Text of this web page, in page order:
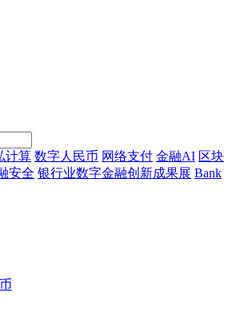
计算 数字人民币 网络支付 金融AI 区块
安全 银行业数字金融创新成果展 Bank